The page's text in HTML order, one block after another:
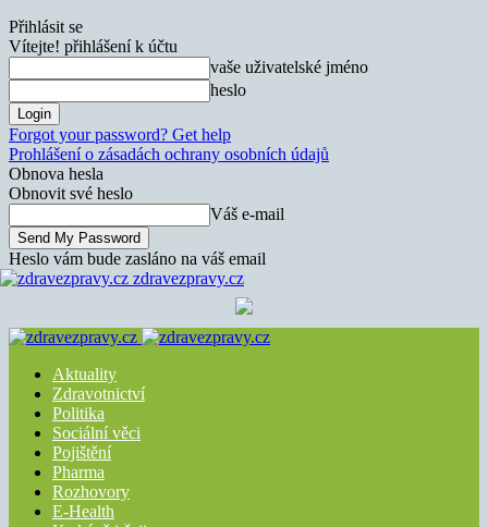
Přihlásit se
Vítejte! přihlášení k účtu
vaše uživatelské jméno
heslo
Forgot your password? Get help
Prohlášení o zásadách ochrany osobních údajů
Obnova hesla
Obnovit své heslo
Váš e-mail
Heslo vám bude zasláno na váš email
zdravezpravy.cz
Aktuality
Zdravotnictví
Politika
Sociální věci
Pojištění
Pharma
Rozhovory
E-Health